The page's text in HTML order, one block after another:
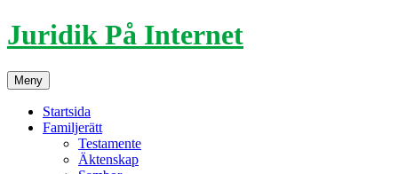
Hoppa
till
Juridik På Internet
Meny
Startsida
Familjerätt
Testamente
Äktenskap